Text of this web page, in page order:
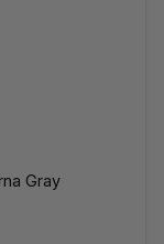
Gray